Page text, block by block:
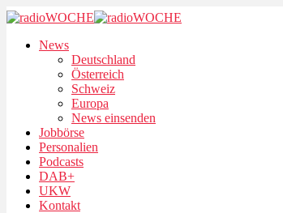
News
Deutschland
Österreich
Schweiz
Europa
News einsenden
Jobbörse
Personalien
Podcasts
DAB+
UKW
Kontakt